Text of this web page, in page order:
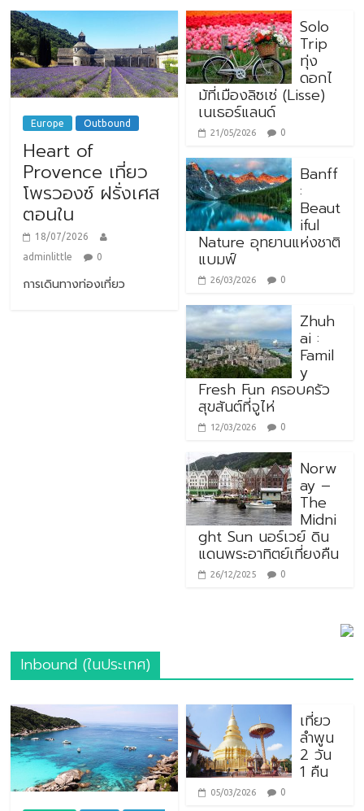
Europe Outbound
Heart of
Provence เที่ยว
โพรวองซ์ ฝรั่งเศส
ตอนใน
18/07/2026
adminlittle
0
การเดินทางท่องเที่ยว
Solo
Trip
ทุ่ง
ดอกไ
ม้ที่เมืองลิซเซ่ (Lisse)
เนเธอร์แลนด์
21/05/2026 0
Banff
:
Beaut
iful
Nature อุทยานแห่งชาติ
แบมฟ์
26/03/2026 0
Zhuh
ai :
Famil
y
Fresh Fun ครอบครัว
สุขสันต์ที่จูไห่
12/03/2026 0
Norw
ay –
The
Midni
ght Sun นอร์เวย์ ดิน
แดนพระอาทิตย์เที่ยงคืน
26/12/2025 0
Inbound (ในประเทศ)
เที่ยว
ลำพูน
2 วัน
1 คืน
05/03/2026 0